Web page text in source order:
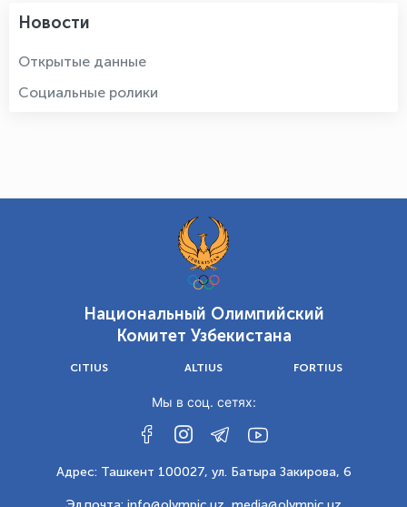
Новости
Открытые данные
Социальные ролики
Национальный Олимпийский
Комитет Узбекистана
CITIUS ALTIUS FORTIUS
Мы в соц. сетях:
Адрес: Ташкент 100027, ул. Батыра Закирова, 6